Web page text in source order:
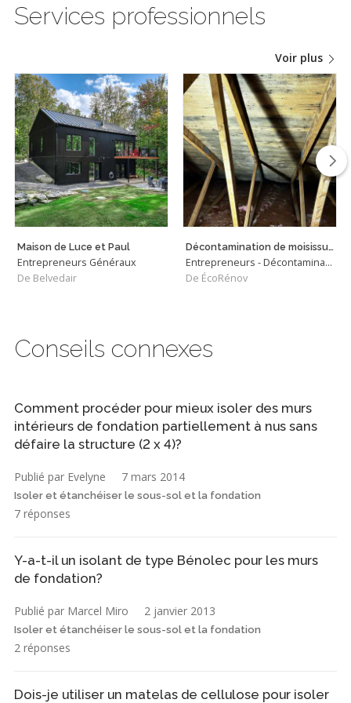
Services professionnels
Voir plus
Maison de Luce et Paul
Entrepreneurs Généraux
De Belvedair
Décontamination de moisissures dans l'entretoit
Entrepreneurs - Décontamination
De ÉcoRénov
Conseils connexes
Comment procéder pour mieux isoler des murs
intérieurs de fondation partiellement à nus sans
défaire la structure (2 x 4)?
Publié par Evelyne 7 mars 2014
Isoler et étanchéiser le sous-sol et la fondation
7 réponses
Y-a-t-il un isolant de type Bénolec pour les murs
de fondation?
Publié par Marcel Miro 2 janvier 2013
Isoler et étanchéiser le sous-sol et la fondation
2 réponses
Dois-je utiliser un matelas de cellulose pour isoler